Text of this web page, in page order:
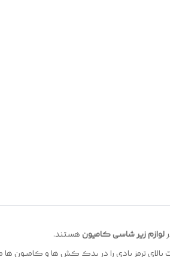
لوازم زیر شاسی کامیون هستند.